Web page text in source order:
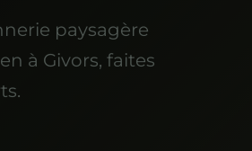
paysagère
à Givors, faites